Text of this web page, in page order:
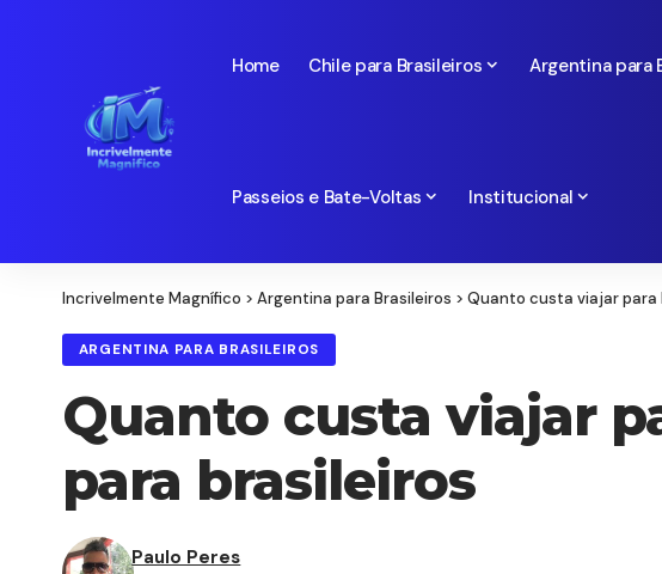
Home Chile para Brasileiros Argentina para
Passeios e Bate-Voltas Institucional
Incrivelmente Magnífico > Argentina para Brasileiros > Quanto custa viajar para
ARGENTINA PARA BRASILEIROS
Quanto custa viajar
para brasileiros
Paulo Peres